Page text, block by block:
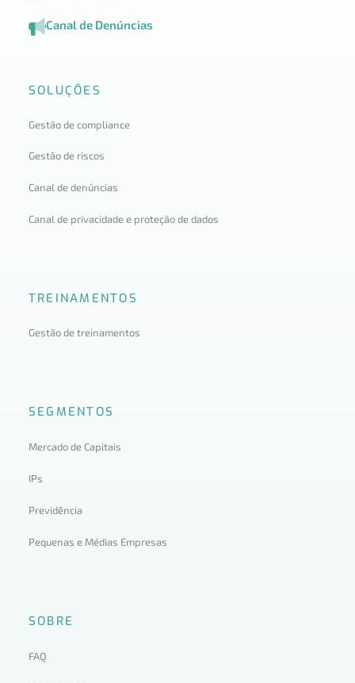
Canal de Denúncias
SOLUÇÕES
Gestão de compliance
Gestão de riscos
Canal de denúncias
Canal de privacidade e proteção de dados
TREINAMENTOS
Gestão de treinamentos
SEGMENTOS
Mercado de Capitais
IPs
Previdência
Pequenas e Médias Empresas
SOBRE
FAQ